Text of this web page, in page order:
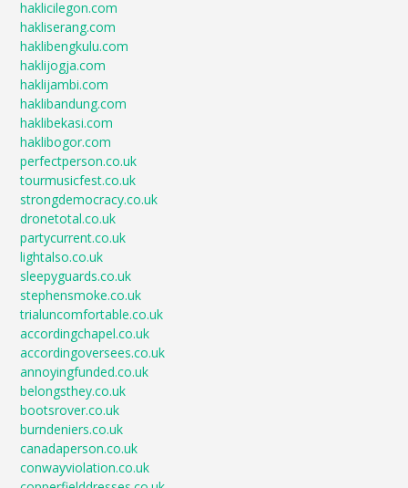
haklicilegon.com
hakliserang.com
haklibengkulu.com
haklijogja.com
haklijambi.com
haklibandung.com
haklibekasi.com
haklibogor.com
perfectperson.co.uk
tourmusicfest.co.uk
strongdemocracy.co.uk
dronetotal.co.uk
partycurrent.co.uk
lightalso.co.uk
sleepyguards.co.uk
stephensmoke.co.uk
trialuncomfortable.co.uk
accordingchapel.co.uk
accordingoversees.co.uk
annoyingfunded.co.uk
belongsthey.co.uk
bootsrover.co.uk
burndeniers.co.uk
canadaperson.co.uk
conwayviolation.co.uk